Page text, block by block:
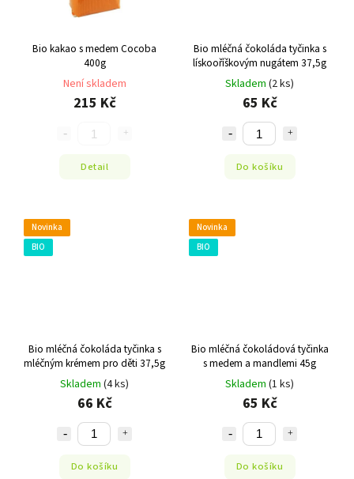
Bio kakao s medem Cocoba
400g
Není skladem
215 Kč
Detail
Bio mléčná čokoláda tyčinka s
lískooříškovým nugátem 37,5g
Skladem (2 ks)
65 Kč
Do košíku
Novinka
BIO
Bio mléčná čokoláda tyčinka s
mléčným krémem pro děti 37,5g
Skladem (4 ks)
66 Kč
Do košíku
Novinka
BIO
Bio mléčná čokoládová tyčinka
s medem a mandlemi 45g
Skladem (1 ks)
65 Kč
Do košíku